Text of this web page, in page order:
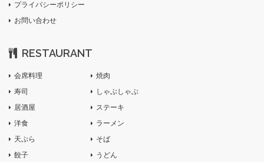
プライバシーポリシー
お問い合わせ
RESTAURANT
会席料理
寿司
居酒屋
洋食
天ぷら
餃子
焼肉
しゃぶしゃぶ
ステーキ
ラーメン
そば
うどん